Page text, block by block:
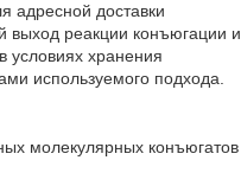
адресной доставки
выход реакции конъюгации и
условиях хранения
используемого подхода.
молекулярных конъюгатов